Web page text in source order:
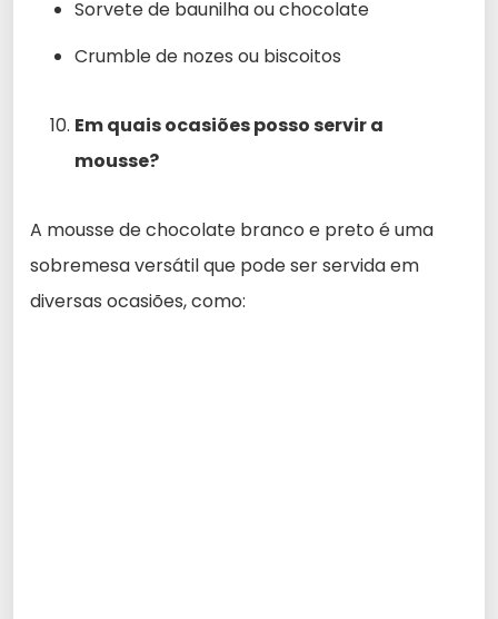
Sorvete de baunilha ou chocolate
Crumble de nozes ou biscoitos
Em quais ocasiões posso servir a
mousse?
A mousse de chocolate branco e preto é uma
sobremesa versátil que pode ser servida em
diversas ocasiões, como: